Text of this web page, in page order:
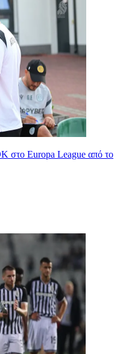
στο Europa League από το